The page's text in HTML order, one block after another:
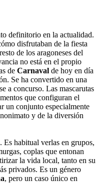
definitorio en la actualidad.
disfrutaban de la fiesta
de los aragoneses del
no está en el propio
de Carnaval de hoy en día
Se ha convertido en una
a concurso. Las mascarutas
que configuran el
un conjunto especialmente
y de la diversión
Es habitual verlas en grupos,
coplas que entonan
la vida local, tanto en su
privados. Es un género
, pero un caso único en